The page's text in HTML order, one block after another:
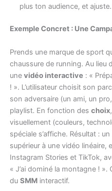
plus ton audience, et ajuste.
Exemple Concret : Une
Prends une marque de sport
chaussure de running. Au lieu
une vidéo interactive : «
! ». L’utilisateur choisit son
son adversaire (un ami, un
playlist. En fonction des choix
visuellement (couleurs,
spéciale s’affiche. Résultat :
supérieur à une vidéo linéaire,
Instagram Stories et TikTok,
« J’ai dominé la montagne ! ».
du SMM interactif.